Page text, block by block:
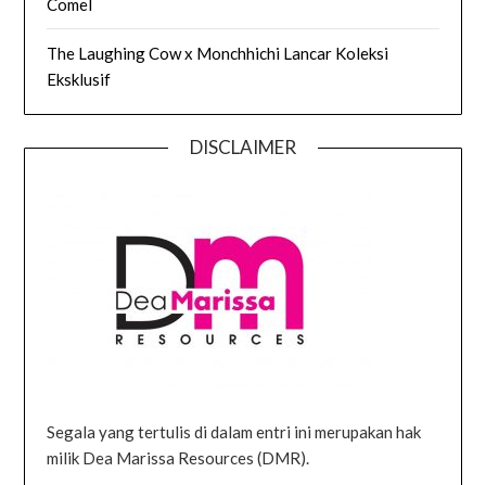
Comel
The Laughing Cow x Monchhichi Lancar Koleksi
Eksklusif
DISCLAIMER
Segala yang tertulis di dalam entri ini merupakan hak
milik Dea Marissa Resources (DMR).